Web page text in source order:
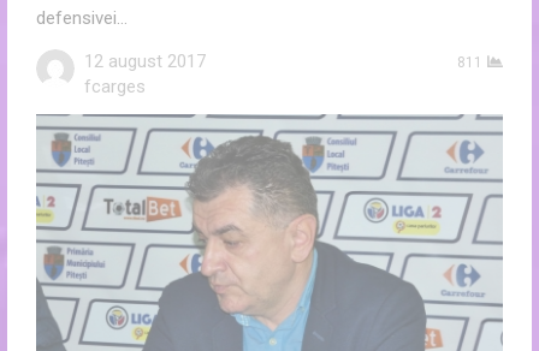
defensivei…
12 august 2017
Author
fcarges
811